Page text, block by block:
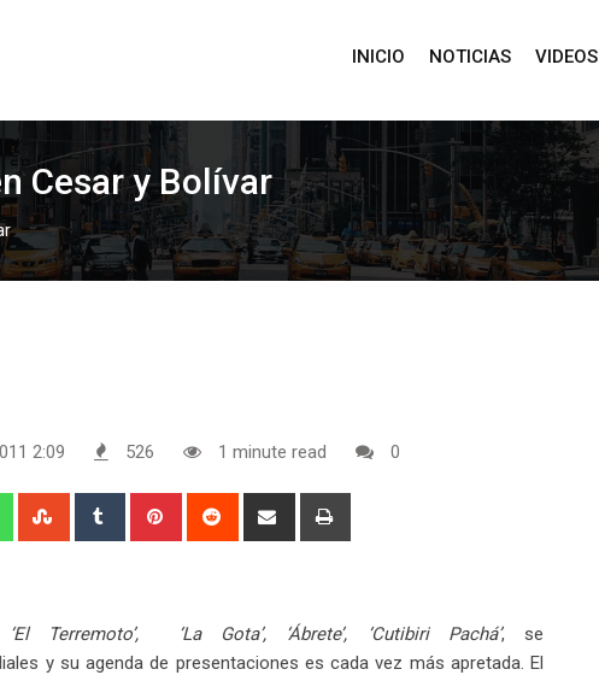
INICIO NOTICIAS VIDEOS
Cesar y Bolívar
2:09 526 1 minute read 0
WhatsappStumbleUpon
Tumblr Pinterest Reddit
Share
‘El Terremoto’, ‘La Gota’, ‘Ábrete’, ‘Cutibiri Pachá’, se
y su agenda de presentaciones es cada vez más apretada. El